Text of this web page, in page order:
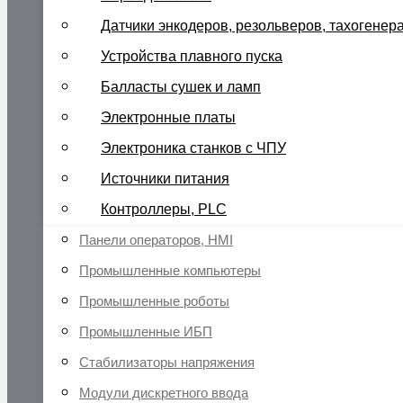
Датчики энкодеров, резольверов,
Устройства плавного пуска
Балласты сушек и ламп
Электронные платы
Электроника станков с ЧПУ
Источники питания
Контроллеры, PLC
Панели операторов, HMI
Промышленные компьютеры
Промышленные роботы
Промышленные ИБП
Стабилизаторы напряжения
Модули дискретного ввода